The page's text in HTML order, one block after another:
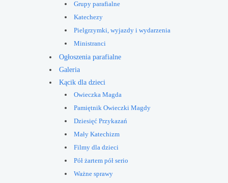
Grupy parafialne
Katechezy
Pielgrzymki, wyjazdy i wydarzenia
Ministranci
Ogłoszenia parafialne
Galeria
Kącik dla dzieci
Owieczka Magda
Pamiętnik Owieczki Magdy
Dziesięć Przykazań
Mały Katechizm
Filmy dla dzieci
Pół żartem pół serio
Ważne sprawy